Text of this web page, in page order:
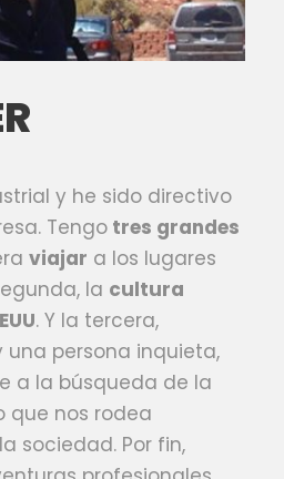
y he sido directivo
Tengo tres grandes
viajar a los lugares
la cultura
. Y la tercera,
una persona inquieta,
a la búsqueda de la
que nos rodea
sociedad. Por fin,